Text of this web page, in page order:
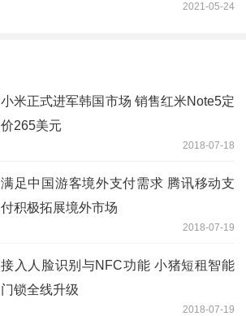
2021-05-24
小米正式进军韩国市场 销售红米Note5定
价265美元
2018-07-18
满足中国游客境外支付需求 腾讯移动支
付积极拓展境外市场
2018-07-19
接入人脸识别与NFC功能 小猪短租智能
门锁全线升级
2018-07-19